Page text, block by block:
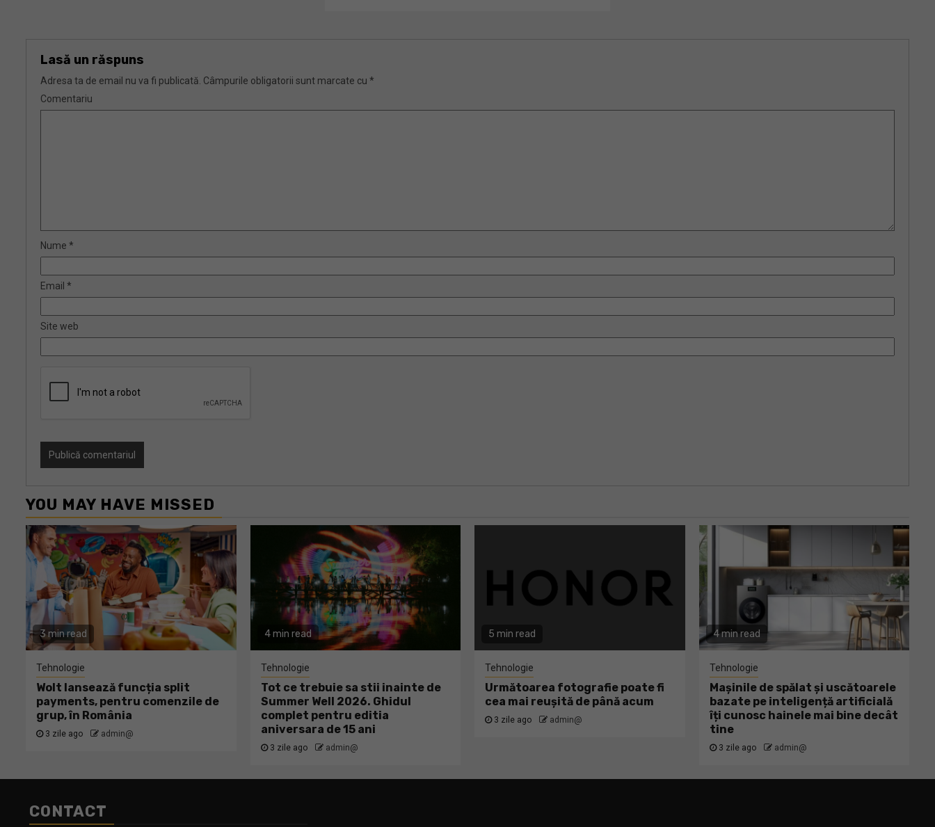
Lasă un răspuns
Adresa ta de email nu va fi publicată. Câmpurile obligatorii sunt marcate cu *
Comentariu
Nume *
Email *
Site web
YOU MAY HAVE MISSED
3 min read
Tehnologie
Wolt lansează funcția split
payments, pentru comenzile de
grup, în România
3 zile ago admin@
4 min read
Tehnologie
Tot ce trebuie sa stii inainte de
Summer Well 2026. Ghidul
complet pentru editia
aniversara de 15 ani
3 zile ago admin@
5 min read
Tehnologie
Următoarea fotografie poate fi
cea mai reușită de până acum
3 zile ago admin@
4 min read
Tehnologie
Mașinile de spălat și uscătoarele
bazate pe inteligență artificială
îți cunosc hainele mai bine decât
tine
3 zile ago admin@
CONTACT